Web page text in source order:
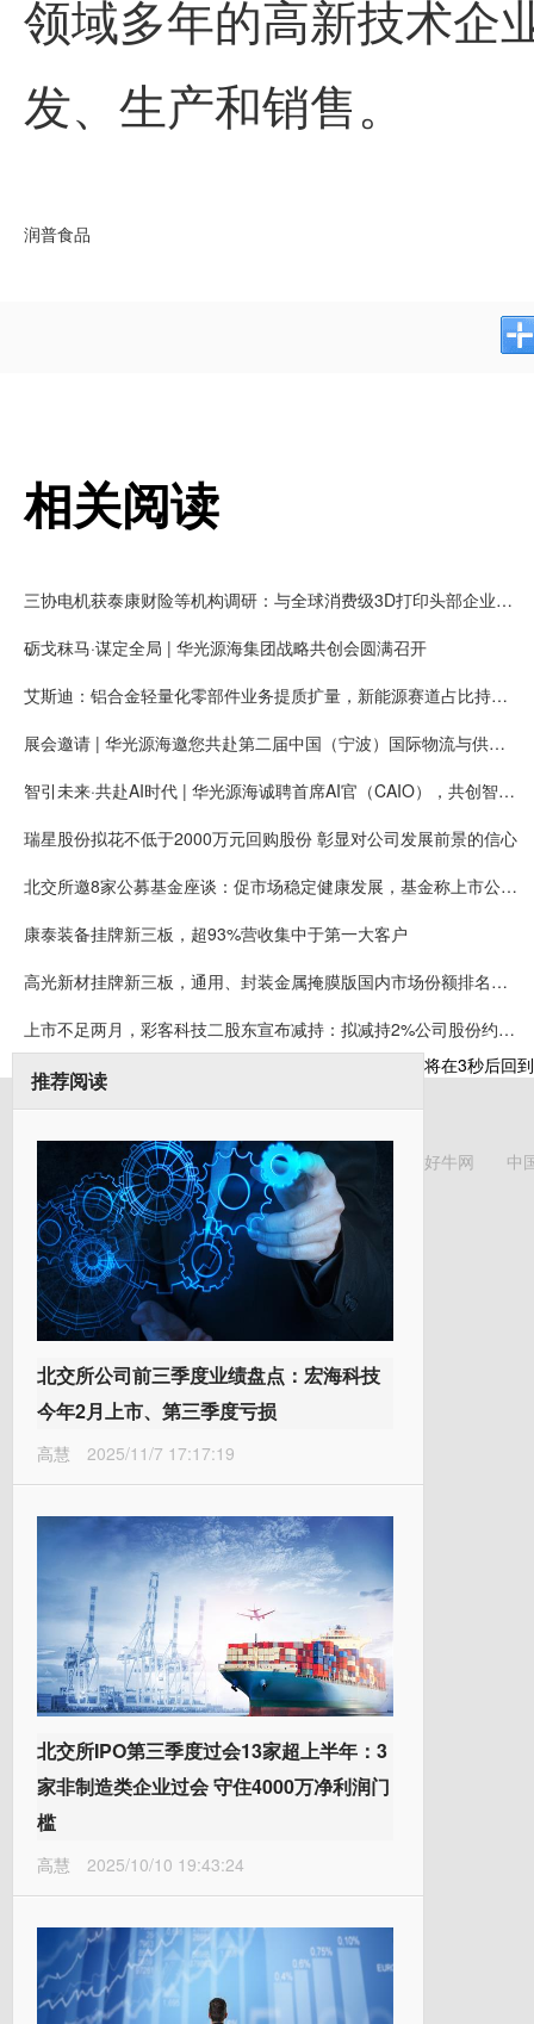
领域多年的高新技术企
发、生产和销售。
润普食品
相关阅读
三协电机获泰康财险等机构调研：与全球消费级3D打印头部企业拓竹长期合作，有望获得大量新增客户需求
砺戈秣马·谋定全局 | 华光源海集团战略共创会圆满召开
艾斯迪：铝合金轻量化零部件业务提质扩量，新能源赛道占比持续提高
展会邀请 | 华光源海邀您共赴第二届中国（宁波）国际物流与供应链博览会，展位号：T01
智引未来·共赴AI时代 | 华光源海诚聘首席AI官（CAIO），共创智慧物流新未来！
瑞星股份拟花不低于2000万元回购股份 彰显对公司发展前景的信心
北交所邀8家公募基金座谈：促市场稳定健康发展，基金称上市公司质量持续提升
康泰装备挂牌新三板，超93%营收集中于第一大客户
高光新材挂牌新三板，通用、封装金属掩膜版国内市场份额排名第一
上市不足两月，彩客科技二股东宣布减持：拟减持2%公司股份约可套现5008万元
推荐阅读
北交所公司前三季度业绩盘点：宏海科技
今年2月上市、第三季度亏损
高慧 2025/11/7 17:17:19
北交所IPO第三季度过会13家超上半年：3
家非制造类企业过会 守住4000万净利润门
槛
高慧 2025/10/10 19:43:24
将在3秒后回
好牛网 中